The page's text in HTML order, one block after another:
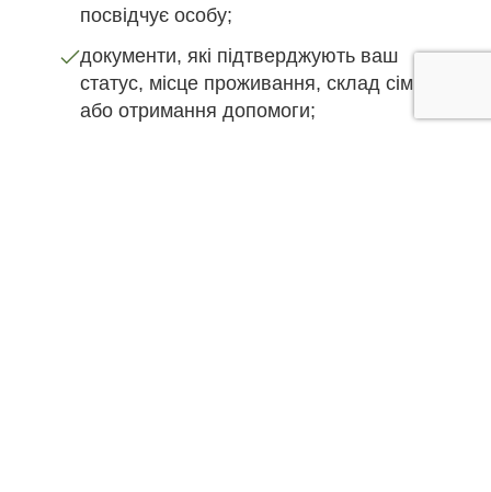
посвідчує особу;
документи, які підтверджують ваш
статус, місце проживання, склад сім’ї
або отримання допомоги;